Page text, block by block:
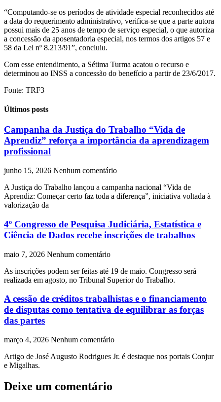
“Computando-se os períodos de atividade especial reconhecidos até
a data do requerimento administrativo, verifica-se que a parte autora
possui mais de 25 anos de tempo de serviço especial, o que autoriza
a concessão da aposentadoria especial, nos termos dos artigos 57 e
58 da Lei nº 8.213/91”, concluiu.
Com esse entendimento, a Sétima Turma acatou o recurso e
determinou ao INSS a concessão do benefício a partir de 23/6/2017.
Fonte: TRF3
Últimos posts
Campanha da Justiça do Trabalho “Vida de
Aprendiz” reforça a importância da aprendizagem
profissional
junho 15, 2026 Nenhum comentário
A Justiça do Trabalho lançou a campanha nacional “Vida de
Aprendiz: Começar certo faz toda a diferença”, iniciativa voltada à
valorização da
4º Congresso de Pesquisa Judiciária, Estatística e
Ciência de Dados recebe inscrições de trabalhos
maio 7, 2026 Nenhum comentário
As inscrições podem ser feitas até 19 de maio. Congresso será
realizada em agosto, no Tribunal Superior do Trabalho.
A cessão de créditos trabalhistas e o financiamento
de disputas como tentativa de equilibrar as forças
das partes
março 4, 2026 Nenhum comentário
Artigo de José Augusto Rodrigues Jr. é destaque nos portais Conjur
e Migalhas.
Deixe um comentário